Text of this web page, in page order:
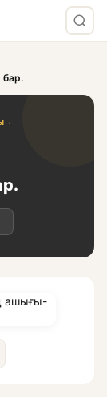
бар.
·